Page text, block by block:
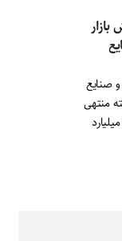
بازار
صنایع
منتهی
به۱۹ آذر، ۴.۶درصد معادل ۳ میلیارد